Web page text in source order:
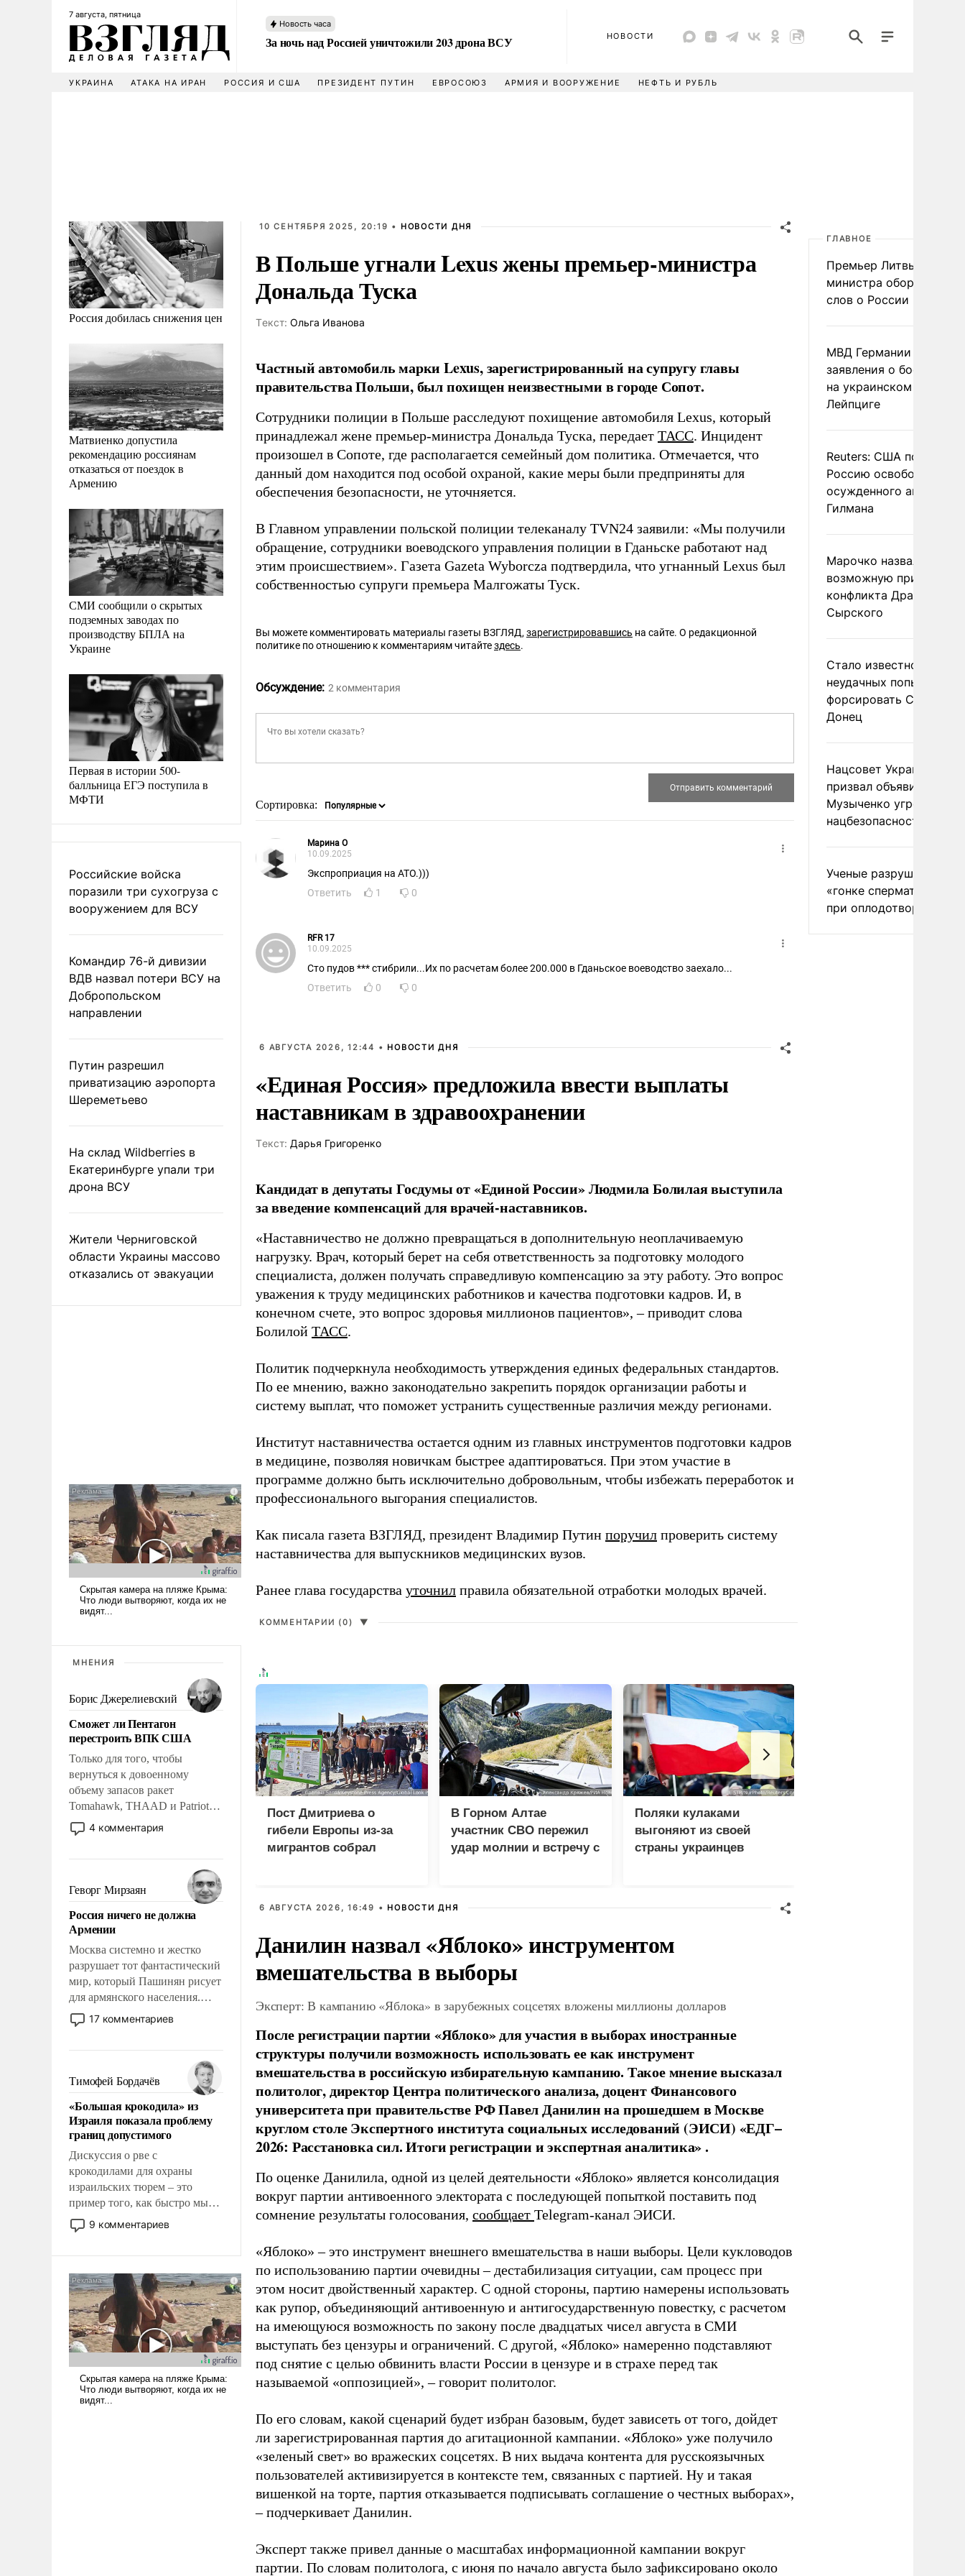
7 августа, пятница
Новость часа
За ночь над Россией уничтожили 203 дрона ВСУ НОВОСТИ
УКРАИНА АТАКА НА ИРАН РОССИЯ И США ПРЕЗИДЕНТ ПУТИН ЕВРОСОЮЗ АРМИЯ И ВООРУЖЕНИЕ НЕФТЬ И РУБЛЬ
Россия добилась снижения цен
Матвиенко допустила
рекомендацию россиянам
отказаться от поездок в
Армению
СМИ сообщили о скрытых
подземных заводах по
производству БПЛА на
Украине
Первая в истории 500-
балльница ЕГЭ поступила в
МФТИ
Российские войска
поразили три сухогруза с
вооружением для ВСУ
Командир 76-й дивизии
ВДВ назвал потери ВСУ на
Добропольском
направлении
Путин разрешил
приватизацию аэропорта
Шереметьево
На склад Wildberries в
Екатеринбурге упали три
дрона ВСУ
Жители Черниговской
области Украины массово
отказались от эвакуации
МНЕНИЯ
Борис Джерелиевский
Сможет ли Пентагон
перестроить ВПК США
Только для того, чтобы
вернуться к довоенному
объему запасов ракет
Tomahawk, THAAD и Patriot
США потребуется более трех
лет. Даже небольшая война с
Сложившаяся ситуация
означает многолетний период
уязвимости США, например,
перед Китаем.
4 комментария
Геворг Мирзаян
Россия ничего не должна
Армении
Москва системно и жестко
разрушает тот фантастический
мир, который Пашинян рисует
для армянского населения.
Мир, где политические
прожекты будут безусловно
налогоплательщиков и где
Еревану за свои поступки не
нужно отвечать.
17 комментариев
Тимофей Бордачёв
«Большая крокодила» из
Израиля показала проблему
границ допустимого
Дискуссия о рве с
крокодилами для охраны
израильских тюрем – это
пример того, как быстро мы
двигаемся по пути
революционных изменений.
псевдонаучной фантастики,
стало всерьез обсуждаемой
идеей.
9 комментариев
10 СЕНТЯБРЯ 2025, 20:19 • НОВОСТИ ДНЯ
В Польше угнали Lexus жены премьер-министра
Дональда Туска
Tекст: Ольга Иванова
Частный автомобиль марки Lexus, зарегистрированный на супругу главы
правительства Польши, был похищен неизвестными в городе Сопот.
Сотрудники полиции в Польше расследуют похищение автомобиля Lexus, который
принадлежал жене премьер-министра Дональда Туска, передает ТАСС. Инцидент
произошел в Сопоте, где располагается семейный дом политика. Отмечается, что
данный дом находится под особой охраной, какие меры были предприняты для
обеспечения безопасности, не уточняется.
В Главном управлении польской полиции телеканалу TVN24 заявили: «Мы получили
обращение, сотрудники воеводского управления полиции в Гданьске работают над
этим происшествием». Газета Gazeta Wyborcza подтвердила, что угнанный Lexus был
собственностью супруги премьера Малгожаты Туск.
Вы можете комментировать материалы газеты ВЗГЛЯД, зарегистрировавшись на сайте. О редакционной
политике по отношению к комментариям читайтездесь.
Обсуждение: 2 комментария
Сортировка:
Марина О
10.09.2025
Экспроприация на АТО.)))
Ответить
1 0
RFR 17
10.09.2025
Сто пудов *** стибрили...Их по расчетам более 200.000 в Гданьское воеводство заехало...
Ответить
0 0
6 АВГУСТА 2026, 12:44 • НОВОСТИ ДНЯ
«Единая Россия» предложила ввести выплаты
наставникам в здравоохранении
Tекст: Дарья Григоренко
Кандидат в депутаты Госдумы от «Единой России» Людмила Болилая выступила
за введение компенсаций для врачей-наставников.
«Наставничество не должно превращаться в дополнительную неоплачиваемую
нагрузку. Врач, который берет на себя ответственность за подготовку молодого
специалиста, должен получать справедливую компенсацию за эту работу. Это вопрос
уважения к труду медицинских работников и качества подготовки кадров. И, в
конечном счете, это вопрос здоровья миллионов пациентов», – приводит слова
Болилой ТАСС.
Политик подчеркнула необходимость утверждения единых федеральных стандартов.
По ее мнению, важно законодательно закрепить порядок организации работы и
систему выплат, что поможет устранить существенные различия между регионами.
Институт наставничества остается одним из главных инструментов подготовки кадров
в медицине, позволяя новичкам быстрее адаптироваться. При этом участие в
программе должно быть исключительно добровольным, чтобы избежать переработок и
профессионального выгорания специалистов.
Как писала газета ВЗГЛЯД, президент Владимир Путин поручил проверить систему
наставничества для выпускников медицинских вузов.
Ранее глава государства уточнил правила обязательной отработки молодых врачей.
КОММЕНТАРИИ (0) ▼
Пост Дмитриева о
гибели Европы из-за
мигрантов собрал
В Горном Алтае
участник СВО пережил
удар молнии и встречу с
Поляки кулаками
выгоняют из своей
страны украинцев
6 АВГУСТА 2026, 16:49 • НОВОСТИ ДНЯ
Данилин назвал «Яблоко» инструментом
вмешательства в выборы
Эксперт: В кампанию «Яблока» в зарубежных соцсетях вложены миллионы долларов
После регистрации партии «Яблоко» для участия в выборах иностранные
структуры получили возможность использовать ее как инструмент
вмешательства в российскую избирательную кампанию. Такое мнение высказал
политолог, директор Центра политического анализа, доцент Финансового
университета при правительстве РФ Павел Данилин на прошедшем в Москве
круглом столе Экспертного института социальных исследований (ЭИСИ) «ЕДГ–
2026: Расстановка сил. Итоги регистрации и экспертная аналитика» .
По оценке Данилила, одной из целей деятельности «Яблоко» является консолидация
вокруг партии антивоенного электората с последующей попыткой поставить под
сомнение результаты голосования, сообщает Telegram-канал ЭИСИ.
«Яблоко» – это инструмент внешнего вмешательства в наши выборы. Цели кукловодов
по использованию партии очевидны – дестабилизация ситуации, сам процесс при
этом носит двойственный характер. С одной стороны, партию намерены использовать
как рупор, объединяющий антивоенную и антигосударственную повестку, с расчетом
на имеющуюся возможность по закону после двадцатых чисел августа в СМИ
выступать без цензуры и ограничений. С другой, «Яблоко» намеренно подставляют
под снятие с целью обвинить власти России в цензуре и в страхе перед так
называемой «оппозицией», – говорит политолог.
По его словам, какой сценарий будет избран базовым, будет зависеть от того, дойдет
ли зарегистрированная партия до агитационной кампании. «Яблоко» уже получило
«зеленый свет» во вражеских соцсетях. В них выдача контента для русскоязычных
пользователей активизируется в контексте тем, связанных с партией. Ну и такая
вишенкой на торте, партия отказывается подписывать соглашение о честных выборах»,
– подчеркивает Данилин.
Эксперт также привел данные о масштабах информационной кампании вокруг
партии. По словам политолога, с июня по начало августа было зафиксировано около
ГЛАВНОЕ
Премьер Литвы осадил
министра обороны из-
слов о России
МВД Германии отвергло
заявления о
на украинском
Лейпциге
Reuters: США
Россию освободить
осужденного
Гилмана
Марочко назвал
возможную причину
конфликта Драпатого и
Сырского
Стало известно о
неудачных попытках
форсировать
Донец
Нацсовет Украины по
призвал объявить
Музыченко угрозой
нацбезопасности
Ученые разрушили миф
«гонке
при оплодотворении